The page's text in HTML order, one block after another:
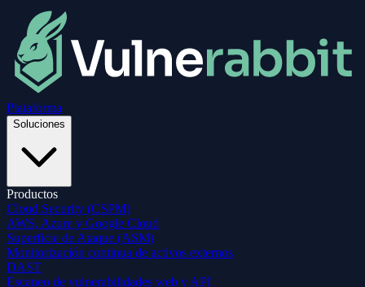
Plataforma
Soluciones
Productos
Cloud Security (CSPM)
AWS, Azure y Google Cloud
Superficie de Ataque (ASM)
Monitorización continua de activos externos
DAST
Escaneo de vulnerabilidades web y API